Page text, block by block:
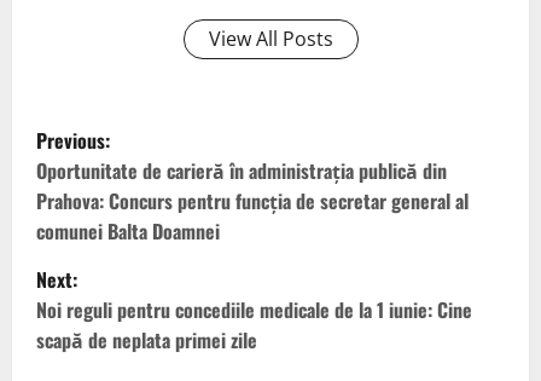
View All Posts
Previous:
Oportunitate de carieră în administrația publică din
Prahova: Concurs pentru funcția de secretar general al
comunei Balta Doamnei
Next:
Noi reguli pentru concediile medicale de la 1 iunie: Cine
scapă de neplata primei zile